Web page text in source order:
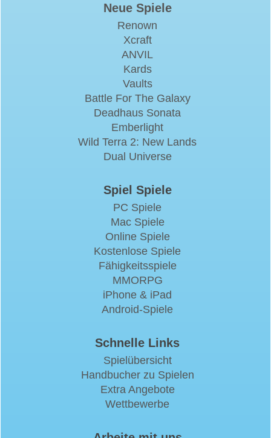
Neue Spiele
Renown
Xcraft
ANVIL
Kards
Vaults
Battle For The Galaxy
Deadhaus Sonata
Emberlight
Wild Terra 2: New Lands
Dual Universe
Spiel Spiele
PC Spiele
Mac Spiele
Online Spiele
Kostenlose Spiele
Fähigkeitsspiele
MMORPG
iPhone & iPad
Android-Spiele
Schnelle Links
Spielübersicht
Handbucher zu Spielen
Extra Angebote
Wettbewerbe